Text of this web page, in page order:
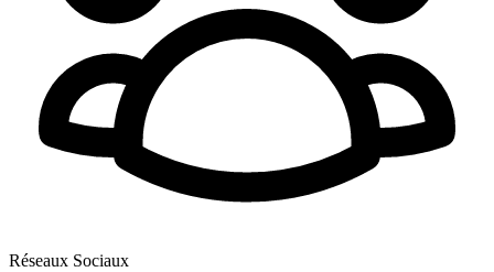
Réseaux Sociaux